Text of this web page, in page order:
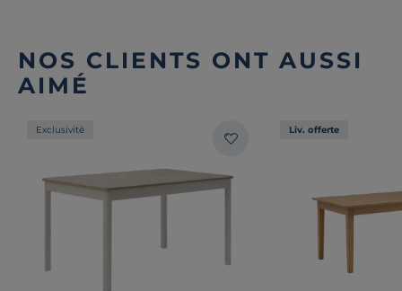
NOS CLIENTS ONT AUSSI
AIMÉ
Exclusivité Liv. offerte